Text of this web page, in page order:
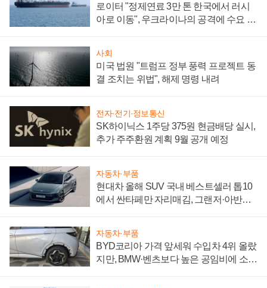
로이터 "정제연료 3만 톤 한국에서 러시
아로 이동", 우크라이나의 공격에 수요 늘
사회
미국 법원 "트럼프 정부 풍력 프로젝트 동
결 조치는 위법", 해제 명령 내려
전자·전기·정보통신
SK하이닉스 1주당 375원 현금배당 실시,
추가 주주환원 계획 9월 공개 예정
자동차·부품
현대차 올해 SUV 국내 베스트셀러 톱10
에서 싼타페만 자리매김, 그랜저·아반떼
자동차·부품
BYD코리아 가격 앞세워 수입차 4위 올랐
지만, BMW·벤츠보다 높은 공임비에 소비